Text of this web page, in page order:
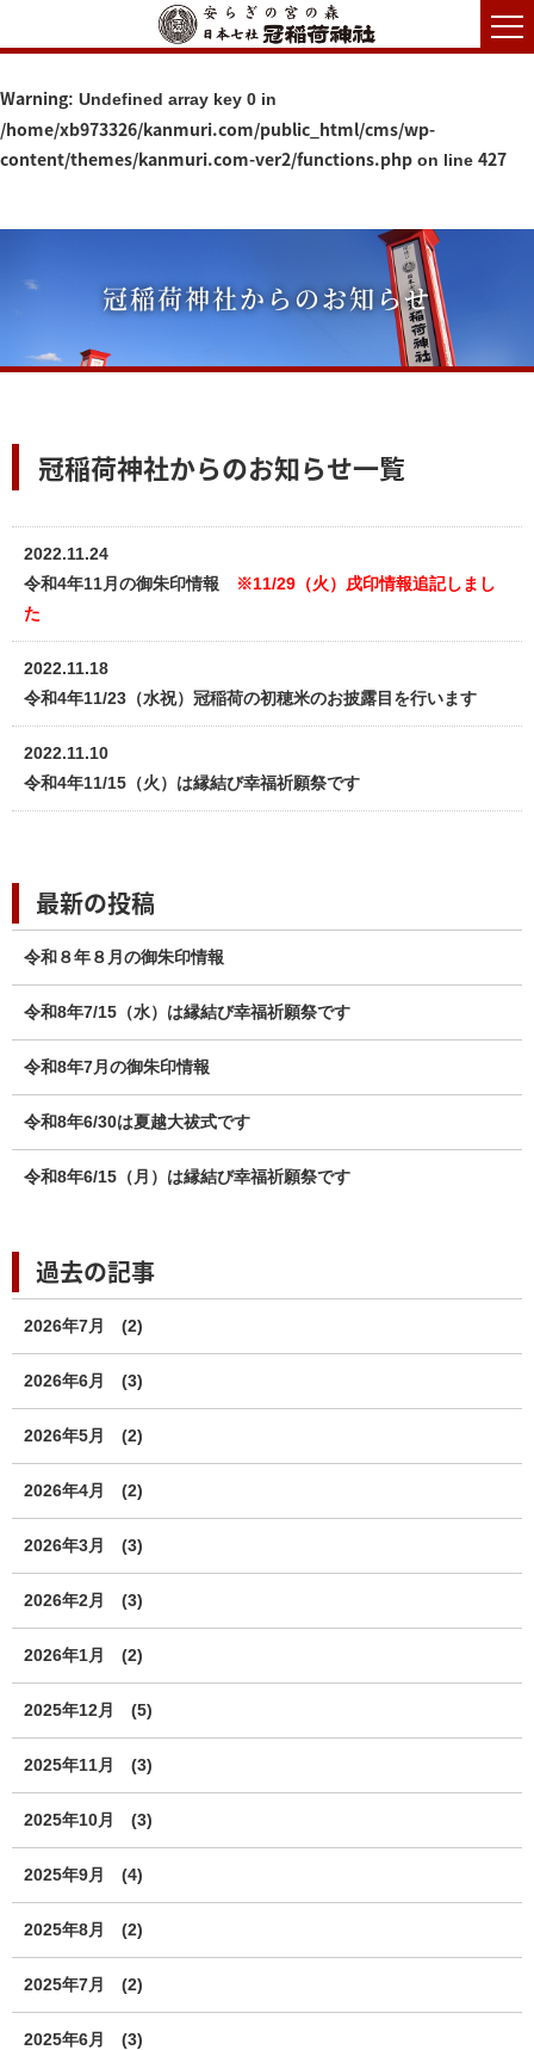
Warning: Undefined array key 0 in
/home/xb973326/kanmuri.com/public_html/cms/wp-
content/themes/kanmuri.com-ver2/functions.php on line 427
冠稲荷神社からのお知らせ
冠稲荷神社からのお知らせ一覧
2022.11.24
令和4年11月の御朱印情報 ※11/29（火）戌印情報追記しまし
た
2022.11.18
令和4年11/23（水祝）冠稲荷の初穂米のお披露目を行います
2022.11.10
令和4年11/15（火）は縁結び幸福祈願祭です
最新の投稿
令和８年８月の御朱印情報
令和8年7/15（水）は縁結び幸福祈願祭です
令和8年7月の御朱印情報
令和8年6/30は夏越大祓式です
令和8年6/15（月）は縁結び幸福祈願祭です
過去の記事
2026年7月 (2)
2026年6月 (3)
2026年5月 (2)
2026年4月 (2)
2026年3月 (3)
2026年2月 (3)
2026年1月 (2)
2025年12月 (5)
2025年11月 (3)
2025年10月 (3)
2025年9月 (4)
2025年8月 (2)
2025年7月 (2)
2025年6月 (3)